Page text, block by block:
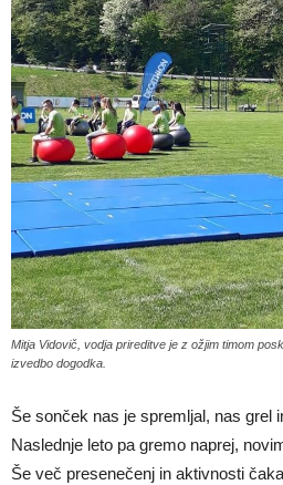
Mitja Vidovič, vodja prireditve je z ožjim timom
izvedbo dogodka.
Še sonček nas je spremljal, nas grel
Naslednje leto pa gremo naprej,
Še več presenečenj in aktivnosti